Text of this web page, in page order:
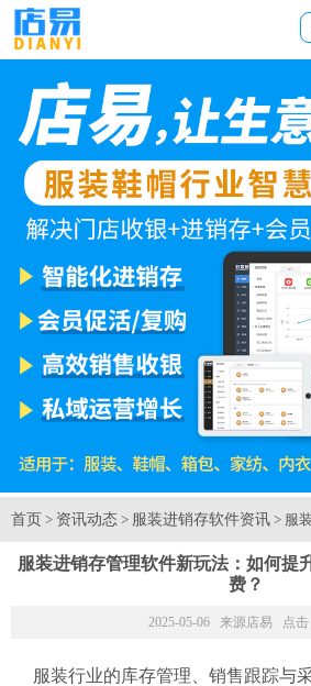
首页 > 资讯动态 > 服装进销存软件资讯 > 服
服装进销存管理软件新玩法：如何提
费？
2025-05-06 来源店易 点击
服装行业的库存管理、销售跟踪与